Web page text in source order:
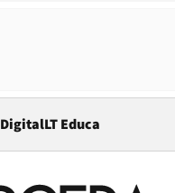
Opens in new window
LT Educa